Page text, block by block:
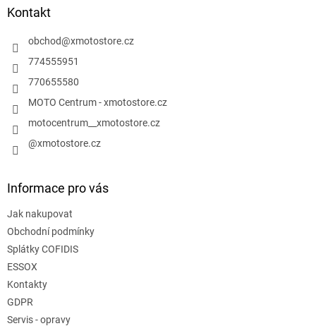
y
v
ý
Kontakt
obchod@xmotostore.cz
774555951
770655580
MOTO Centrum - xmotostore.cz
motocentrum__xmotostore.cz
@xmotostore.cz
Informace pro vás
Jak nakupovat
Obchodní podmínky
Splátky COFIDIS
ESSOX
Kontakty
GDPR
Servis - opravy